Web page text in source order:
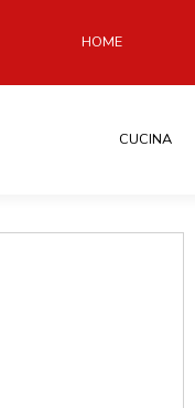
HOME
CUCINA